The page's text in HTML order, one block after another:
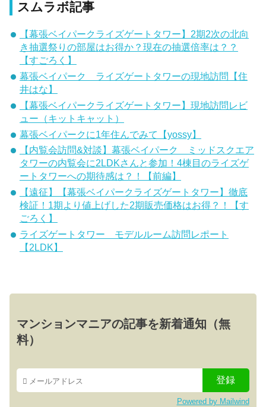
スムラボ記事
【幕張ベイパークライズゲートタワー】2期2次の北向
き抽選祭りの部屋はお得か？現在の抽選倍率は？？
【すごろく】
幕張ベイパーク ライズゲートタワーの現地訪問【住
井はな】
【幕張ベイパークライズゲートタワー】現地訪問レビ
ュー（キットキャット）
幕張ベイパークに1年住んでみて【yossy】
【内覧会訪問&対談】幕張ベイパーク ミッドスクエア
タワーの内覧会に2LDKさんと参加！4棟目のライズゲ
ートタワーへの期待感は？！【前編】
【遠征】【幕張ベイパークライズゲートタワー】徹底
検証！1期より値上げした2期販売価格はお得？！【す
ごろく】
ライズゲートタワー モデルルーム訪問レポート
【2LDK】
マンションマニアの記事を新着通知（無
料）
Powered by Mailwind